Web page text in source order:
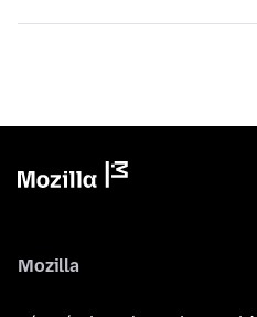
Mozilla